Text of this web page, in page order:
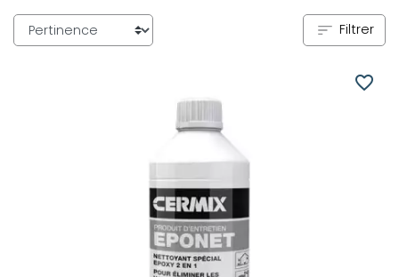
Filtrer
favorite_border